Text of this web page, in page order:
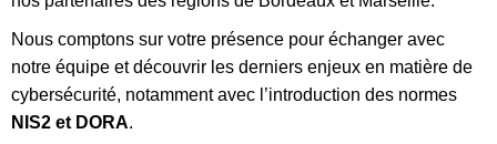
Nous comptons sur votre présence pour échanger avec
notre équipe et découvrir les derniers enjeux en matière de
cybersécurité, notamment avec l’introduction des normes
NIS2 et DORA.